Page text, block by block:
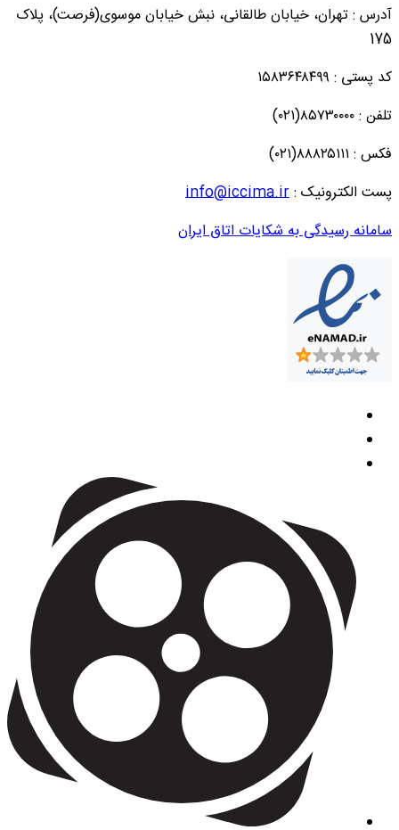
آدرس : تهران، خیابان طالقانی، نبش خیابان موسوی(فرصت)، پلاک
175
کد پستی : ۱۵۸۳۶۴۸۴۹۹
تلفن : ۸۵۷۳۰۰۰۰(۰۲۱)
فکس : ۸۸۸۲۵۱۱۱(۰۲۱)
پست الکترونیک :info@iccima.ir
سامانه رسیدگی به شکایات اتاق ایران